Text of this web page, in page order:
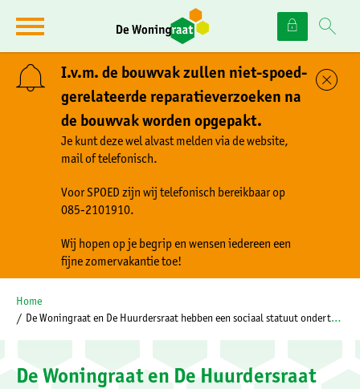
Naar hoofdinhoud
Naar hoofdnavigatiemenu
Naar de homepage
Ga naar Hoofd
I.v.m. de bouwvak zullen niet-spoed-
gerelateerde reparatieverzoeken na
de bouwvak worden opgepakt.
Je kunt deze wel alvast melden via de website,
mail of telefonisch.
Voor SPOED zijn wij telefonisch bereikbaar op
085-2101910.
Wij hopen op je begrip en wensen iedereen een
fijne zomervakantie toe!
Home
De Woningraat en De Huurdersraat hebben een sociaal statuut ondertekend
De Woningraat en De Huurdersraat